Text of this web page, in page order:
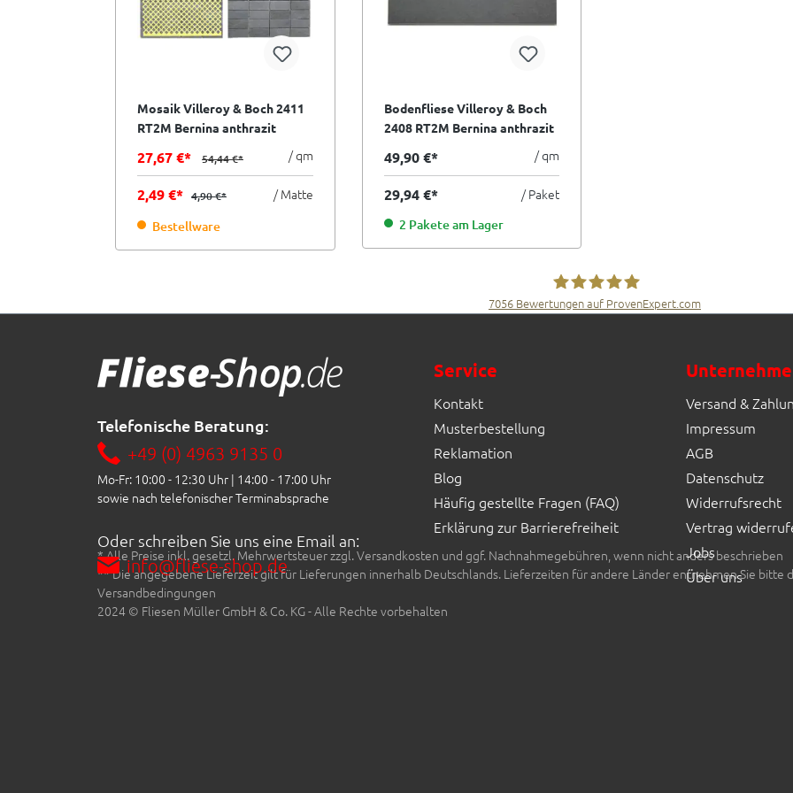
Mosaik Villeroy & Boch 2411
RT2M Bernina anthrazit
27,67 €* 54,44 €* / qm
2,49 €* 4,90 €* / Matte
Bestellware
Bodenfliese Villeroy & Boch
2408 RT2M Bernina anthrazit
49,90 €* / qm
29,94 €* / Paket
2 Pakete am Lager
7056 Bewertungen auf ProvenExpert.com
Telefonische Beratung:
+49 (0) 4963 9135 0
Mo-Fr: 10:00 - 12:30 Uhr | 14:00 - 17:00 Uhr
sowie nach telefonischer Terminabsprache
Oder schreiben Sie uns eine Email an:
info@fliese-shop.de
Service
Kontakt
Musterbestellung
Reklamation
Blog
Häufig gestellte Fragen (FAQ)
Erklärung zur Barrierefreiheit
Versand &
Impressum
AGB
Datenschutz
Widerrufsrecht
Vertrag
Jobs
Über uns
* Alle Preise inkl. gesetzl. Mehrwertsteuer zzgl. Versandkosten und ggf. Nachnahmegebühren, wenn nicht anders beschrieben
** Die angegebene Lieferzeit gilt für Lieferungen innerhalb Deutschlands. Lieferzeiten für andere Länder entnehmen Sie bitte
Versandbedingungen
2024 © Fliesen Müller GmbH & Co. KG - Alle Rechte vorbehalten